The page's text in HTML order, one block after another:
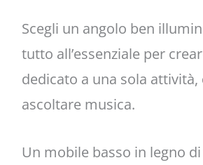
Scegli un angolo ben
tutto all’essenziale per
dedicato a una sola attività,
ascoltare musica.
Un mobile basso in legno